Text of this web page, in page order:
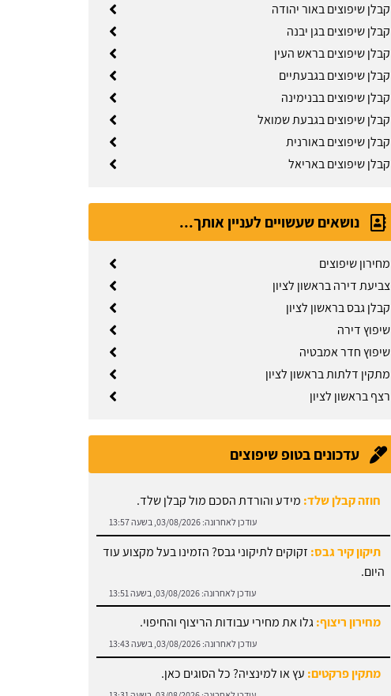
קבלן שיפוצים באור יהודה
קבלן שיפוצים בגן יבנה
קבלן שיפוצים בראש העין
קבלן שיפוצים בגבעתיים
קבלן שיפוצים בבנימינה
קבלן שיפוצים בגבעת שמואל
קבלן שיפוצים באורנית
קבלן שיפוצים באריאל
נושאים שעשויים לעניין אותך...
מחירון שיפוצים
צביעת דירה בראשון לציון
קבלן גבס בראשון לציון
שיפוץ דירה
שיפוץ חדר אמבטיה
מתקין דלתות בראשון לציון
רצף בראשון לציון
עדכונים בטופ שיפוצים
חוזה קבלן שלד:מידע והורדת הסכם מול קבלן שלד.
עודכן לאחרונה:03/08/2026, בשעה 13:57
תיקון קיר גבס:זקוקים לתיקוני גבס? הזמינו בעל מקצוע עוד
מחירון ריצוף:
עודכן לאחרונה: 03/08/2026, בשעה 13:43
מתקין פרקטים:עץ או למינציה? כל הסוגים כאן.
עודכן לאחרונה:03/08/2026, בשעה 13:31
מחירון עבודות אלומיניום: